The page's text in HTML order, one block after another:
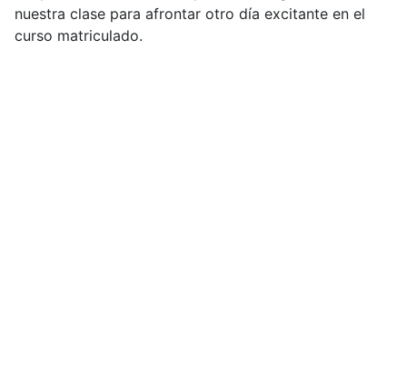
nuestra clase para afrontar otro día excitante en el
curso matriculado.